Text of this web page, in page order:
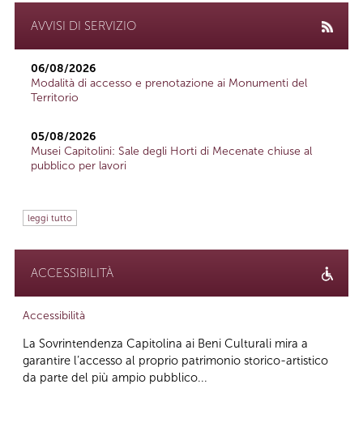
AVVISI DI SERVIZIO
06/08/2026
Modalità di accesso e prenotazione ai Monumenti del
Territorio
05/08/2026
Musei Capitolini: Sale degli Horti di Mecenate chiuse al
pubblico per lavori
leggi tutto
ACCESSIBILITÀ
Accessibilità
La Sovrintendenza Capitolina ai Beni Culturali mira a
garantire l’accesso al proprio patrimonio storico-artistico
da parte del più ampio pubblico...